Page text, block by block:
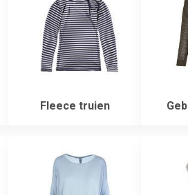
Fleece truien